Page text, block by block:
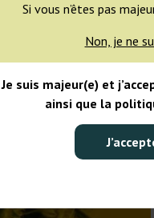
Si vous n’êtes pas
Non, je ne
Je suis majeur(e) et
ainsi que la